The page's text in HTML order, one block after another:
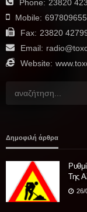
Phone: 23820
Mobile:
Fax: 23820
Email:
Website:
Δημοφιλή άρθρα
Της
26/